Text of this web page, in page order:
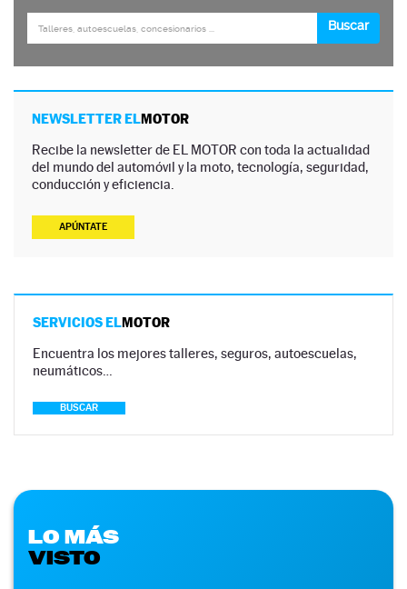
NEWSLETTER ELMOTOR
Recibe la newsletter de EL MOTOR con toda la actualidad
del mundo del automóvil y la moto, tecnología, seguridad,
conducción y eficiencia.
APÚNTATE
SERVICIOS ELMOTOR
Encuentra los mejores talleres, seguros, autoescuelas,
neumáticos…
BUSCAR
LO MÁS
VISTO